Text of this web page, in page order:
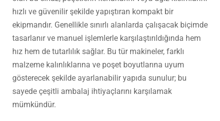
hızlı ve güvenilir şekilde yapıştıran kompakt bir
ekipmandır. Genellikle sınırlı alanlarda çalışacak biçimde
tasarlanır ve manuel işlemlerle karşılaştırıldığında hem
hız hem de tutarlılık sağlar. Bu tür makineler, farklı
malzeme kalınlıklarına ve poşet boyutlarına uyum
gösterecek şekilde ayarlanabilir yapıda sunulur; bu
sayede çeşitli ambalaj ihtiyaçlarını karşılamak
mümkündür.